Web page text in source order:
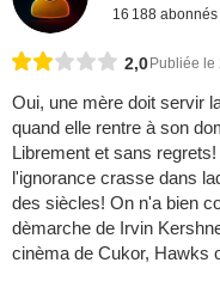
16 188 abonnés
2,0 Publiée le
Oui, une mère doit servir
quand elle rentre à son
Librement et sans
l'ignorance crasse dans
des siècles! On n'a bien
dèmarche de Irvin
cinèma de Cukor, Hawks